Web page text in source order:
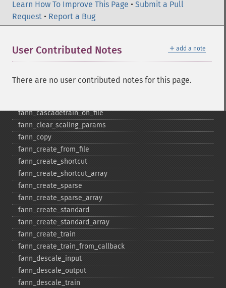
Learn How To Improve This Page • Submit a Pull
Request • Report a Bug
＋ add a note
User Contributed Notes
There are no user contributed notes for this page.
Funciones de Fann
fann_​cascadetrain_​on_​file
fann_​clear_​scaling_​params
fann_​copy
fann_​create_​from_​file
fann_​create_​shortcut
fann_​create_​shortcut_​array
fann_​create_​sparse
fann_​create_​sparse_​array
fann_​create_​standard
fann_​create_​standard_​array
fann_​create_​train
fann_​create_​train_​from_​callback
fann_​descale_​input
fann_​descale_​output
fann_​descale_​train